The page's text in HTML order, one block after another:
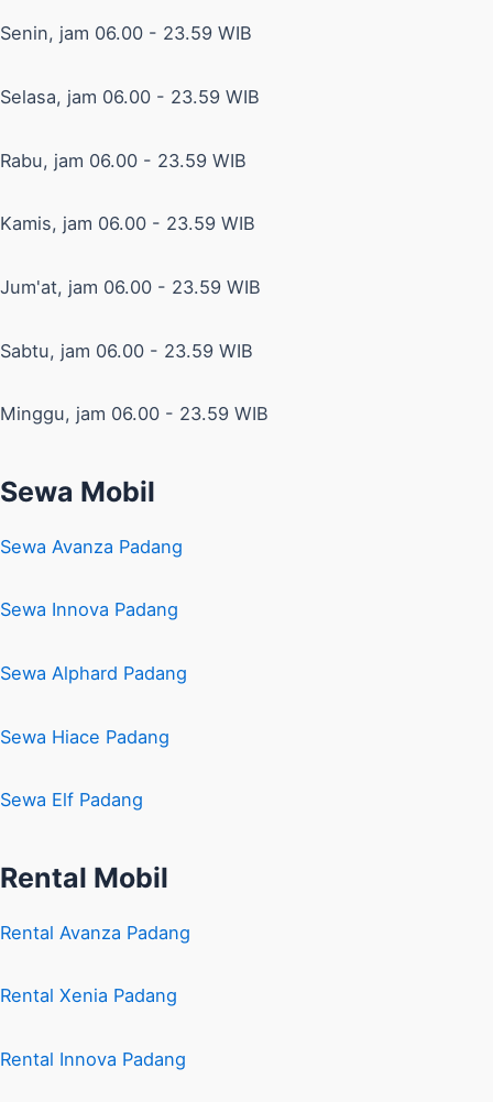
Senin, jam 06.00 - 23.59 WIB
Selasa, jam 06.00 - 23.59 WIB
Rabu, jam 06.00 - 23.59 WIB
Kamis, jam 06.00 - 23.59 WIB
Jum'at, jam 06.00 - 23.59 WIB
Sabtu, jam 06.00 - 23.59 WIB
Minggu, jam 06.00 - 23.59 WIB
Sewa Mobil
Sewa Avanza Padang
Sewa Innova Padang
Sewa Alphard Padang
Sewa Hiace Padang
Sewa Elf Padang
Rental Mobil
Rental Avanza Padang
Rental Xenia Padang
Rental Innova Padang